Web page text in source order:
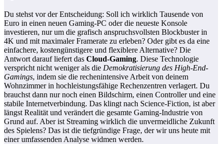
Du stehst vor der Entscheidung: Soll ich wirklich Tausende von
Euro in einen neuen Gaming-PC oder die neueste Konsole
investieren, nur um die grafisch anspruchsvollsten Blockbuster in
4K und mit maximaler Framerate zu erleben? Oder gibt es da eine
einfachere, kostengünstigere und flexiblere Alternative? Die
Antwort darauf liefert das Cloud-Gaming. Diese Technologie
verspricht nicht weniger als die Demokratisierung des High-End-
Gamings, indem sie die rechenintensive Arbeit von deinem
Wohnzimmer in hochleistungsfähige Rechenzentren verlagert. Du
brauchst dann nur noch einen Bildschirm, einen Controller und eine
stabile Internetverbindung. Das klingt nach Science-Fiction, ist aber
längst Realität und verändert die gesamte Gaming-Industrie von
Grund auf. Aber ist Streaming wirklich die unvermeidliche Zukunft
des Spielens? Das ist die tiefgründige Frage, der wir uns heute mit
einer umfassenden Analyse widmen werden.